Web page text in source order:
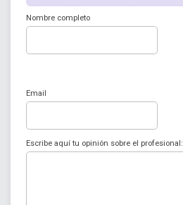
Nombre completo
Email
Escribe aquí tu opinión sobre el profesional: